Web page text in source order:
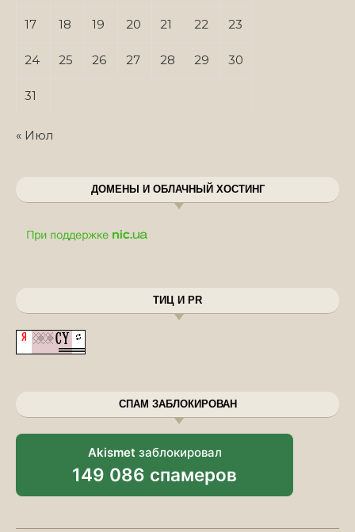
17 18 19 20 21 22 23
24 25 26 27 28 29 30
31
« Июл
ДОМЕНЫ И ОБЛАЧНЫЙ ХОСТИНГ
ТИЦ И PR
СПАМ ЗАБЛОКИРОВАН
Akismet заблокировал
149 086 спамеров